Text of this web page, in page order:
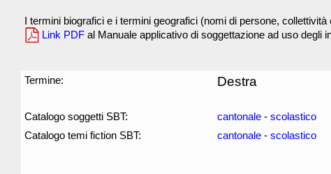
I termini biografici e i termini geografici (nomi di persone,
Link PDF al Manuale applicativo di soggettazione ad uso degli
Termine: Destra
Catalogo soggetti SBT: cantonale - scolastico
Catalogo temi fiction SBT:
cantonale - scolastico